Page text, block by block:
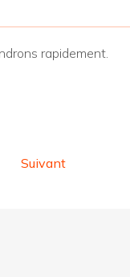
rapidement.
Suivant